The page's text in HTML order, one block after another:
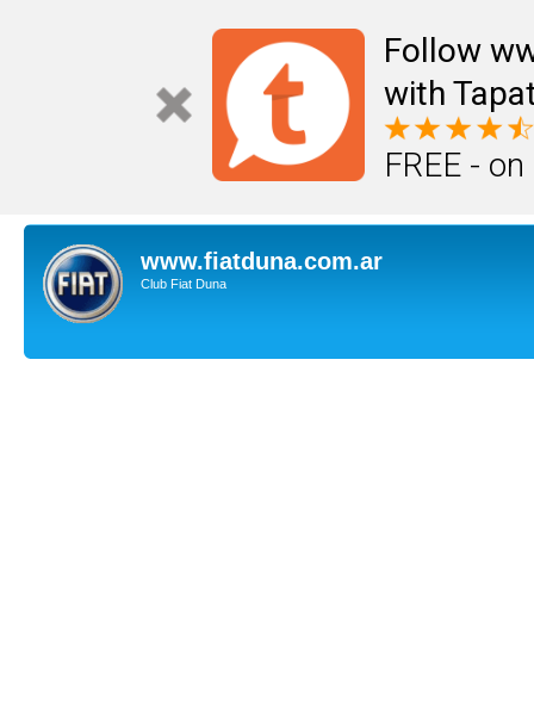
Follow
with
FREE -
www.fiatduna.com.ar
Club Fiat Duna